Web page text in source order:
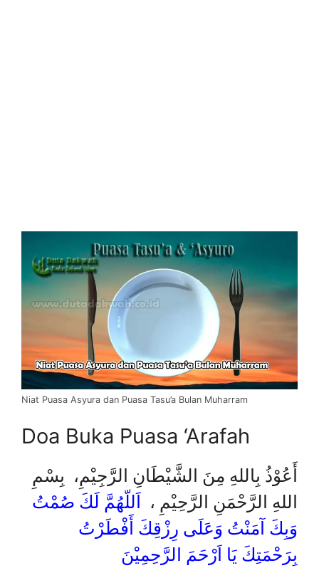
Niat Puasa Asyura dan Puasa Tasu’a Bulan Muharram
Doa Buka Puasa ‘Arafah
أَعُوْذُ بِاللهِ مِنَ الشَّيْطَانِ الرَّجِيْمِ، بِسْمِ
اللهِ الرَّحْمَنِ الرَّحِيْمِ ،
اَللّهُمَّ لَكَ صُمْتُ
وَبِكَ آمَنْتُ وَعَلَى رِزْقِكَ أَفْطَرْتُ
بِرَحْمَتِكَ يَا اَرْحَمَ الرَّحِمِيْنَ